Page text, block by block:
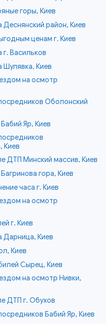
горы, Киев
район, Киев
ценам г. Киев
Васильков
Шулявка, Киев
на осмотр
Оболонский
Яр, Киев
Киев
ДТП Минский массив, Киев
гора, Киев
часа г. Киев
на осмотр
г. Киев
Дарница, Киев
Киев
Сырец, Киев
на осмотр Нивки,
ДТП г. Обухов
Бабий Яр, Киев